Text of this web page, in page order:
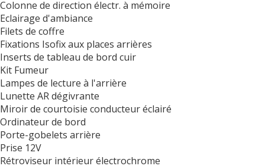
Colonne de direction électr. à mémoire
Eclairage d'ambiance
Filets de coffre
Fixations Isofix aux places arrières
Inserts de tableau de bord cuir
Kit Fumeur
Lampes de lecture à l'arrière
Lunette AR dégivrante
Miroir de courtoisie conducteur éclairé
Ordinateur de bord
Porte-gobelets arrière
Prise 12V
Rétroviseur intérieur électrochrome